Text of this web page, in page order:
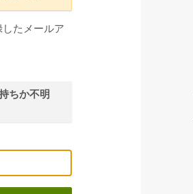
たメールア
ちか不明